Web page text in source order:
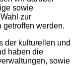
sowie
zur
getroffen werden.
der kulturellen und
haben die
sowie